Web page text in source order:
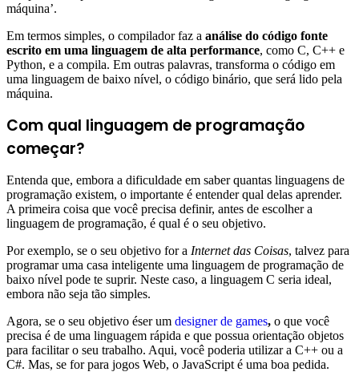
máquina’.
Em termos simples, o compilador faz a análise do código fonte
escrito em uma linguagem de alta performance, como C, C++ e
Python, e a compila. Em outras palavras, transforma o código em
uma linguagem de baixo nível, o código binário, que será lido pela
máquina.
Com qual linguagem de programação
começar?
Entenda que, embora a dificuldade em saber quantas linguagens de
programação existem, o importante é entender qual delas aprender.
A primeira coisa que você precisa definir, antes de escolher a
linguagem de programação, é qual é o seu objetivo.
Por exemplo, se o seu objetivo for a Internet das Coisas, talvez para
programar uma casa inteligente uma linguagem de programação de
baixo nível pode te suprir. Neste caso, a linguagem C seria ideal,
embora não seja tão simples.
Agora, se o seu objetivo éser um designer de games, o que você
precisa é de uma linguagem rápida e que possua orientação objetos
para facilitar o seu trabalho. Aqui, você poderia utilizar a C++ ou a
C#. Mas, se for para jogos Web, o JavaScript é uma boa pedida.